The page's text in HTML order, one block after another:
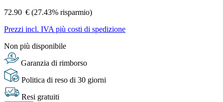
72.90 € (27.43% risparmio)
Prezzi incl. IVA più costi di spedizione
Non più disponibile
Garanzia di rimborso
Politica di reso di 30 giorni
Resi gratuiti